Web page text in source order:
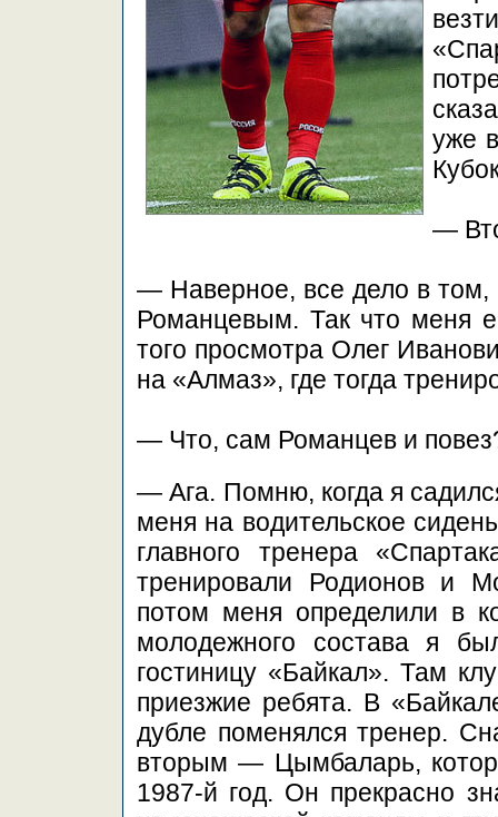
уже
—
— Наверное, все дело в
Романцевым. Так что меня
того просмотра Олег
на «Алмаз», где тогда
— Что, сам Романцев и
— Ага. Помню, когда я
меня на водительское
главного тренера
тренировали Родионов и
потом меня определили в
молодежного состава я
гостиницу «Байкал». Там
приезжие ребята. В
дубле поменялся тренер.
вторым — Цымбаларь,
1987-й год. Он прекрасно